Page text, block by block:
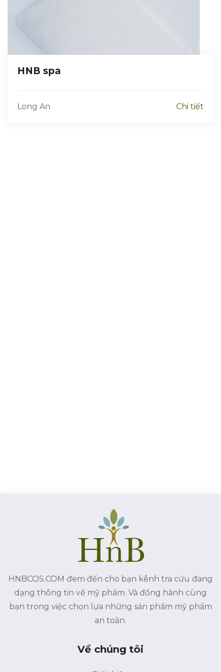
HNB spa
Long An Chi tiết
HNBCOS.COM đem đến cho bạn kênh tra cứu đang
dạng thông tin về mỹ phẩm. Và đồng hành cùng
bạn trong việc chọn lựa những sản phẩm mỹ phẩm
an toàn.
Về chúng tôi